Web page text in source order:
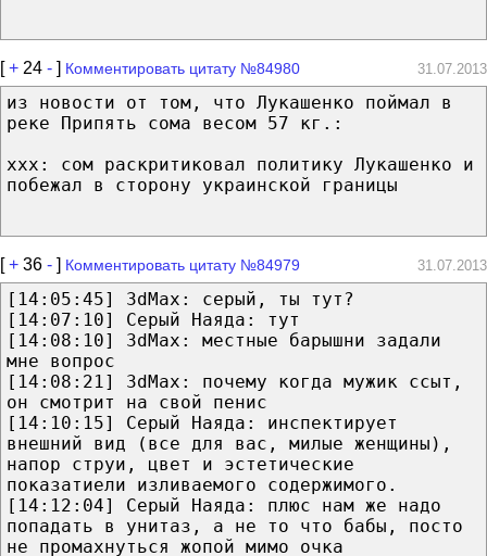
[+ 24 - ] Комментировать цитату №84980 31.07.2013
из новости от том, что Лукашенко поймал в
реке Припять сома весом 57 кг.:
ххх: сом раскритиковал политику Лукашенко и
побежал в сторону украинской границы
[+ 36 - ] Комментировать цитату №84979 31.07.2013
[14:05:45] 3dMax: серый, ты тут?
[14:07:10] Серый Наяда: тут
[14:08:10] 3dMax: местные барышни задали
мне вопрос
[14:08:21] 3dMax: почему когда мужик ссыт,
он смотрит на свой пенис
[14:10:15] Серый Наяда: инспектирует
внешний вид (все для вас, милые женщины),
напор струи, цвет и эстетические
показатиели изливаемого содержимого.
[14:12:04] Серый Наяда: плюс нам же надо
попадать в унитаз, а не то что бабы, посто
не промахнуться жопой мимо очка